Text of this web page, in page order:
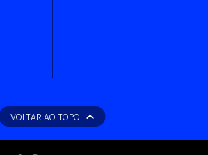
VOLTAR AO TOPO